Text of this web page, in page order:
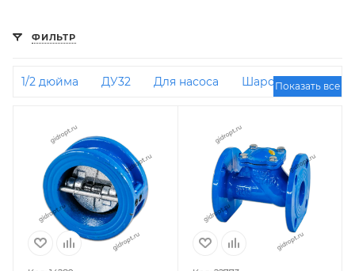
ФИЛЬТР
1/2 дюйма ДУ32 Для насоса
Шаровые
Межфланцевые
Для насосных
станций
ДУ25 ДУ150
Для
отопления
Латунные
Лепестковые
РУ16
2 дюйма ДУ200 Stout
ДУ80
Чугунные
Стальные
Для скважинного
насоса
Пружинные
Горизонтальные
Показать все